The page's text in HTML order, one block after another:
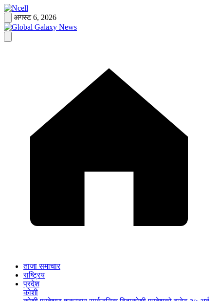
Skip
to
content
अगस्ट 6, 2026
ताजा समाचार
राष्ट्रिय
प्रदेश
कोशी